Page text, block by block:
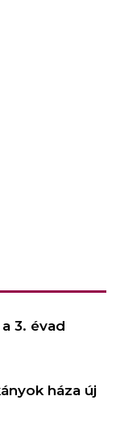
3. évad
háza új